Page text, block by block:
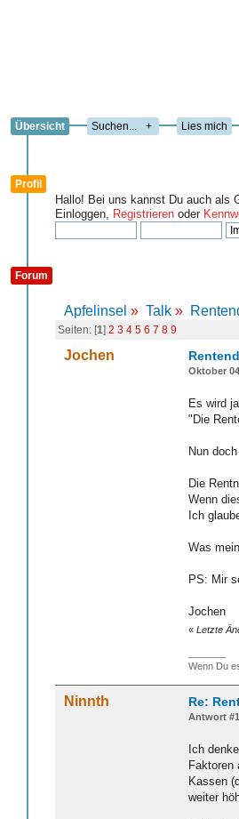
Übersicht + Lies mich
Profil
Hallo! Bei uns kannst Du auch als
Einloggen, Registrieren oder
Forum
Apfelinsel » Talk »
Seiten: [1] 2 3 4 5 6 7 8 9
Jochen
Oktober
Es wird
"Die
Nun
Die
Wenn
Ich
Was
PS: Mir
Jochen
« Letzte
Wenn Du
Ninnth Re:
Antwort
Ich
Faktoren
Kassen
weiter